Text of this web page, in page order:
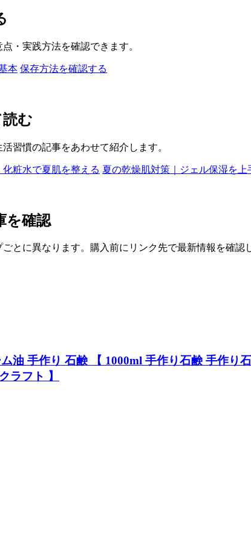
・実践方法を確認できます。
本 保存方法を確認する
む
習慣の記事をあわせて紹介します。
粧水で夏肌を整える 夏の乾燥肌対策｜ジェル保湿を上
を確認
とに異なります。購入前にリンク先で最新情報を確認
油 手作り 石鹸 【 1000ml 手作り石鹸 手作
ラフト 】